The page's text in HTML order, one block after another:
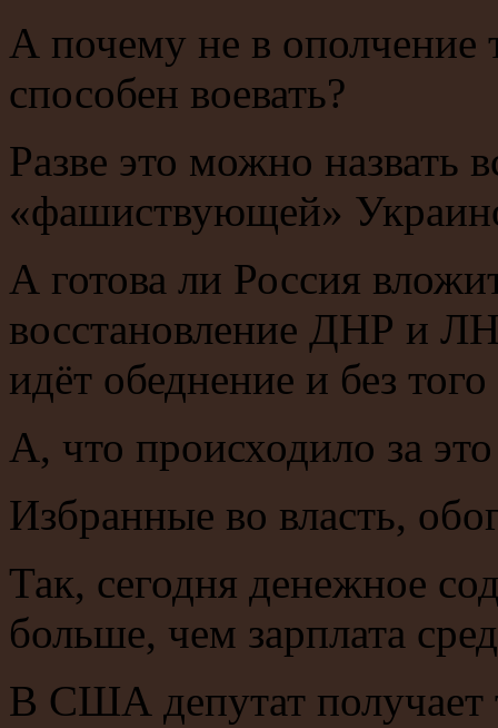
А почему не в
способен воевать?
Разве это можно назвать
«фашиствующей»
А готова ли Россия
восстановление ДНР и
идёт обеднение и без
А, что происходило за
Избранные во власть,
Так, сегодня денежное
больше, чем зарплата
В США депутат получает